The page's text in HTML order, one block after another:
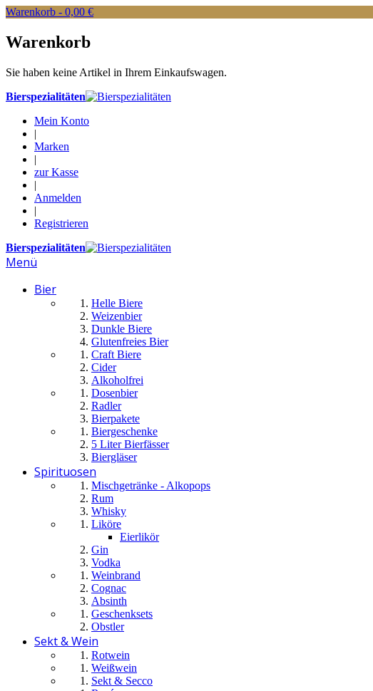
Warenkorb - 0,00 €
Warenkorb
Sie haben keine Artikel in Ihrem Einkaufswagen.
Bierspezialitäten
Mein Konto
|
Marken
|
zur Kasse
|
Anmelden
|
Registrieren
Bierspezialitäten
Menü
Bier
Helle Biere
Weizenbier
Dunkle Biere
Glutenfreies Bier
Craft Biere
Cider
Alkoholfrei
Dosenbier
Radler
Bierpakete
Biergeschenke
5 Liter Bierfässer
Biergläser
Spirituosen
Mischgetränke - Alkopops
Rum
Whisky
Liköre
Eierlikör
Gin
Vodka
Weinbrand
Cognac
Absinth
Geschenksets
Obstler
Sekt & Wein
Rotwein
Weißwein
Sekt & Secco